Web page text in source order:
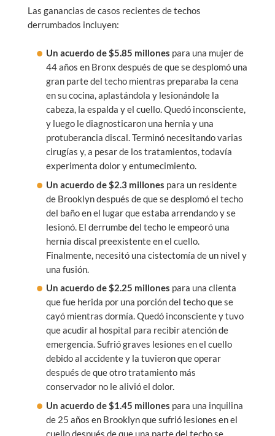
Las ganancias de casos recientes de techos
derrumbados incluyen:
Un acuerdo de $5.85 millones para una mujer de
44 años en Bronx después de que se desplomó una
gran parte del techo mientras preparaba la cena
en su cocina, aplastándola y lesionándole la
cabeza, la espalda y el cuello. Quedó inconsciente,
y luego le diagnosticaron una hernia y una
protuberancia discal. Terminó necesitando varias
cirugías y, a pesar de los tratamientos, todavía
experimenta dolor y entumecimiento.
Un acuerdo de $2.3 millones para un residente
de Brooklyn después de que se desplomó el techo
del baño en el lugar que estaba arrendando y se
lesionó. El derrumbe del techo le empeoró una
hernia discal preexistente en el cuello.
Finalmente, necesitó una cistectomía de un nivel y
una fusión.
Un acuerdo de $2.25 millones para una clienta
que fue herida por una porción del techo que se
cayó mientras dormía. Quedó inconsciente y tuvo
que acudir al hospital para recibir atención de
emergencia. Sufrió graves lesiones en el cuello
debido al accidente y la tuvieron que operar
después de que otro tratamiento más
conservador no le alivió el dolor.
Un acuerdo de $1.45 millones para una inquilina
de 25 años en Brooklyn que sufrió lesiones en el
cuello después de que una parte del techo se